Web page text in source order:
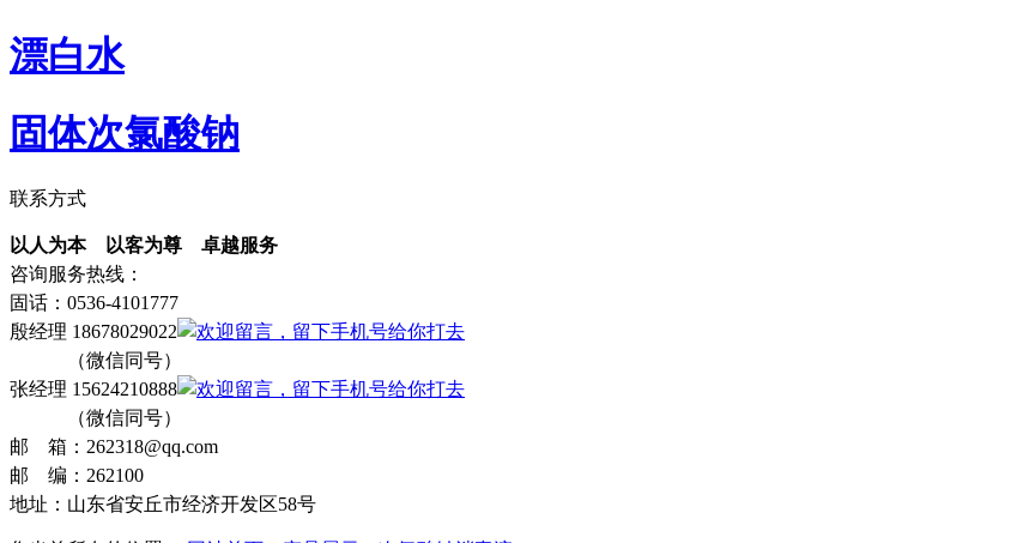
漂白水
固体次氯酸钠
联系方式
以人为本 以客为尊 卓越服务
咨询服务热线：
固话：0536-4101777
殷经理 18678029022
（微信同号）
张经理 15624210888
（微信同号）
邮 箱：262318@qq.com
邮 编：262100
地址：山东省安丘市经济开发区58号